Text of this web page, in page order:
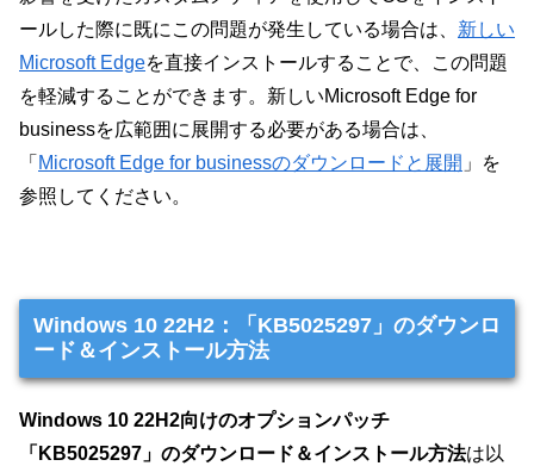
ールした際に既にこの問題が発生している場合は、 新しい
Microsoft Edgeを直接インストールすることで、この問題
を軽減することができます。新しいMicrosoft Edge for
businessを広範囲に展開する必要がある場合は、
「 Microsoft Edge for businessのダウンロードと展開 」を
参照してください。
Windows 10 22H2：「KB5025297」のダウンロ
ード＆インストール方法
Windows 10 22H2向けのオプションパッチ
「KB5025297」のダウンロード＆インストール方法は以